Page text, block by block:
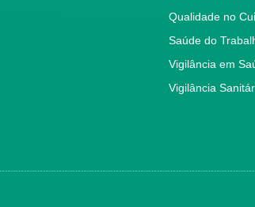
Qualidade no
Saúde do
Vigilância em
Vigilância